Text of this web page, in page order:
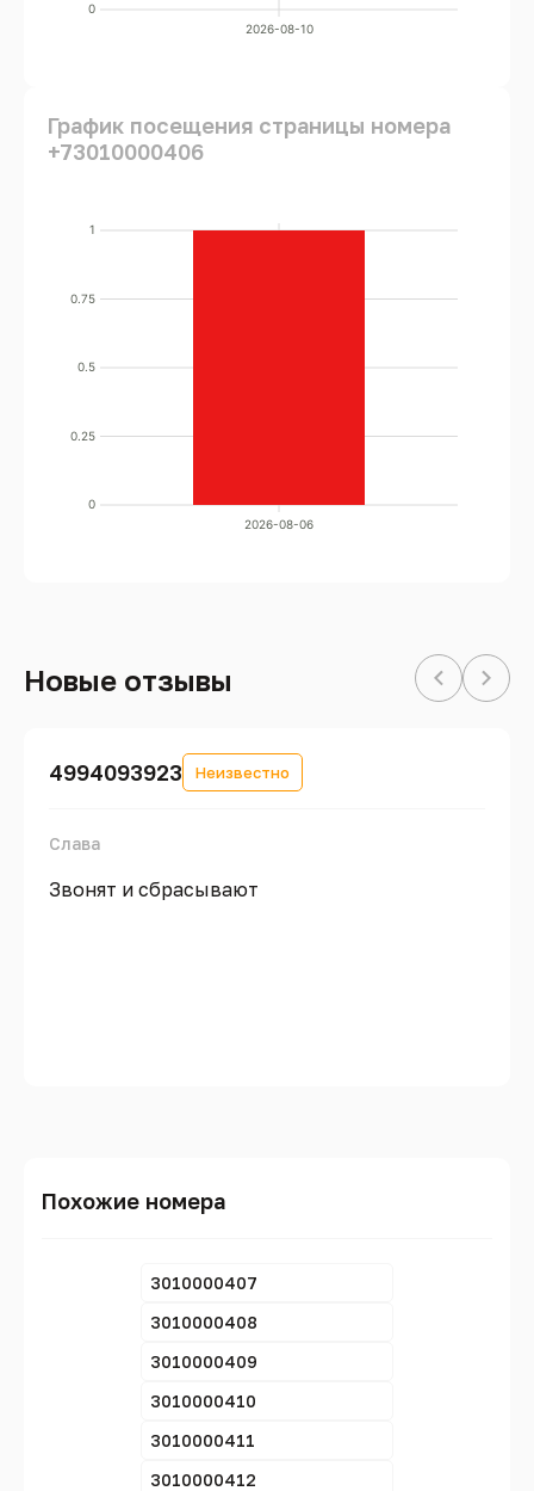
0
2026-08-10
График посещения страницы номера
+73010000406
0
0.25
0.5
0.75
1
2026-08-06
Новые отзывы
4994093923 Неизвестно
Слава
Звонят и сбрасывают
Похожие номера
3010000407
3010000408
3010000409
3010000410
3010000411
3010000412